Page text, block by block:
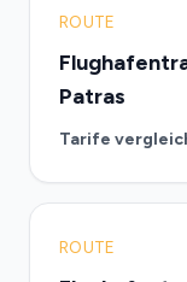
ROUTE
Patras
Tarife
ROUTE